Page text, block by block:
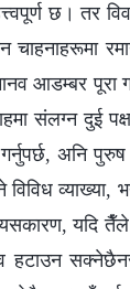
छ। तर
चाहनाहरूमा
आडम्बर पूरा
संलग्न दुई
गर्नुपर्छ, अनि
व्याख्या,
यदि
हटाउन